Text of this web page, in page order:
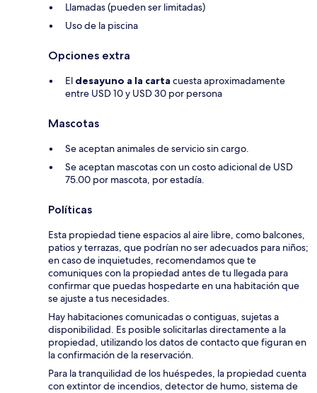
Llamadas (pueden ser limitadas)
Uso de la piscina
Opciones extra
El desayuno a la carta cuesta aproximadamente
entre USD 10 y USD 30 por persona
Mascotas
Se aceptan animales de servicio sin cargo.
Se aceptan mascotas con un costo adicional de USD
75.00 por mascota, por estadía.
Políticas
Esta propiedad tiene espacios al aire libre, como balcones,
patios y terrazas, que podrían no ser adecuados para niños;
en caso de inquietudes, recomendamos que te
comuniques con la propiedad antes de tu llegada para
confirmar que puedas hospedarte en una habitación que
se ajuste a tus necesidades.
Hay habitaciones comunicadas o contiguas, sujetas a
disponibilidad. Es posible solicitarlas directamente a la
propiedad, utilizando los datos de contacto que figuran en
la confirmación de la reservación.
Para la tranquilidad de los huéspedes, la propiedad cuenta
con extintor de incendios, detector de humo, sistema de